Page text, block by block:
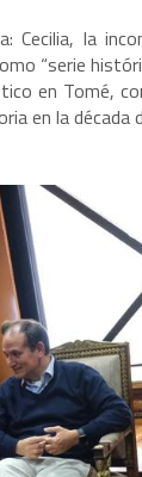
la
“serie
en Tomé,
en la década